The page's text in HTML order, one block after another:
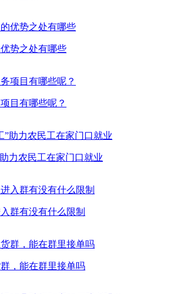
势之处有哪些
目有哪些呢？
力农民工在家门口就业
群有没有什么限制
，能在群里接单吗